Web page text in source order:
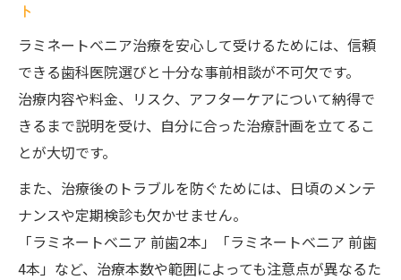
ト
ラミネートべニア治療を安心して受けるためには、信頼
できる歯科医院選びと十分な事前相談が不可欠です。
治療内容や料金、リスク、アフターケアについて納得で
きるまで説明を受け、自分に合った治療計画を立てるこ
とが大切です。
また、治療後のトラブルを防ぐためには、日頃のメンテ
ナンスや定期検診も欠かせません。
「ラミネートべニア 前歯2本」「ラミネートべニア 前歯
4本」など、治療本数や範囲によっても注意点が異なるた